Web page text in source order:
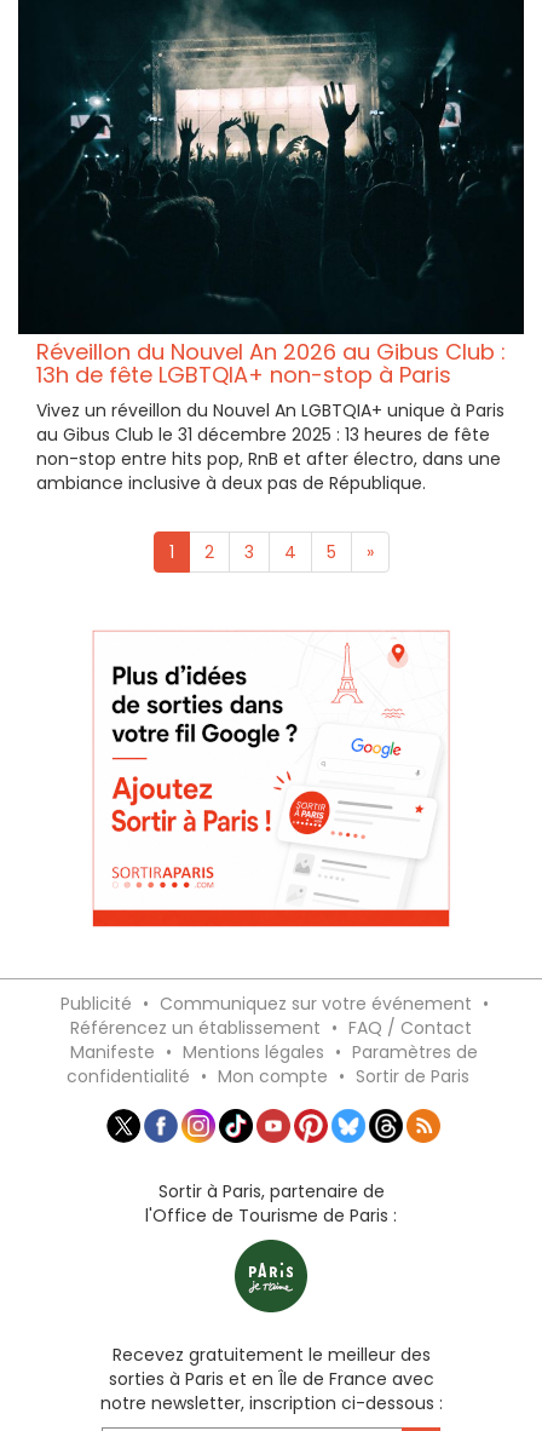
Réveillon du Nouvel An 2026 au Gibus Club :
13h de fête LGBTQIA+ non-stop à Paris
Vivez un réveillon du Nouvel An LGBTQIA+ unique à Paris
au Gibus Club le 31 décembre 2025 : 13 heures de fête
non-stop entre hits pop, RnB et after électro, dans une
ambiance inclusive à deux pas de République.
1 2 3 4 5 »
Publicité • Communiquez sur votre événement •
Référencez un établissement • FAQ / Contact
Manifeste • Mentions légales • Paramètres de
confidentialité • Mon compte • Sortir de Paris
Sortir à Paris, partenaire de
l'Office de Tourisme de Paris :
Recevez gratuitement le meilleur des
sorties à Paris et en Île de France avec
notre newsletter, inscription ci-dessous :